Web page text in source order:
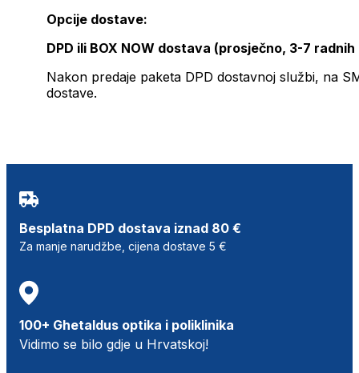
Opcije dostave:
DPD ili BOX NOW dostava (prosječno, 3-7 radnih
Nakon predaje paketa DPD dostavnoj službi, na
dostave.
Besplatna DPD dostava iznad 80 €
Za manje narudžbe, cijena dostave 5 €
100+ Ghetaldus optika i poliklinika
Vidimo se bilo gdje u Hrvatskoj!